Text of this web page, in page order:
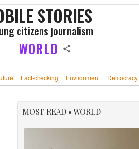
STORIES
citizens journalism
WORLD
Fact-checking Environment Democracy
MOST READ • WORLD